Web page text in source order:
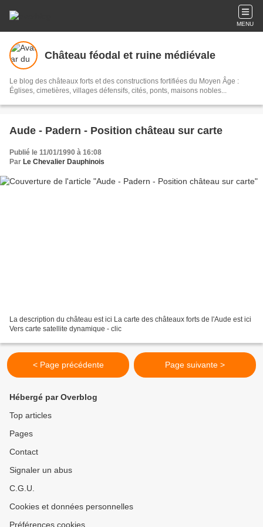
MENU
Château féodal et ruine médiévale
Le blog des châteaux forts et des constructions fortifiées du Moyen Âge :
Églises, cimetières, villages défensifs, cités, ponts, maisons nobles...
Aude - Padern - Position château sur carte
Publié le 11/01/1990 à 16:08
Par Le Chevalier Dauphinois
La description du château est ici La carte des châteaux forts de l'Aude est ici
Vers carte satellite dynamique - clic
< Page précédente Page suivante >
Hébergé par Overblog
Top articles
Pages
Contact
Signaler un abus
C.G.U.
Cookies et données personnelles
Préférences cookies